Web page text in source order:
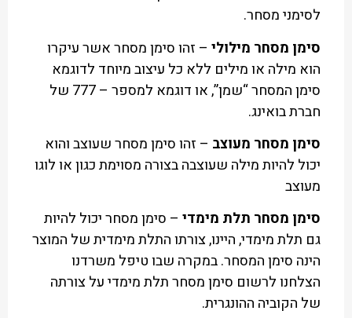
לסימני מסחר.
סימן מסחר מילולי – זהו סימן מסחר אשר עיקרו
הוא מילה או מילים ללא כל עיצוב מיוחד לדוגמא
סימן המסחר “שמן”, או דוגמא למספר – 777 של
חברת בואינג.
סימן מסחר מעוצב – זהו סימן מסחר שעוצב והוא
יכול להיות מילה שעוצבה בצורה מסוימת כגון או לוגו
מעוצב
סימן מסחר תלת מימדי – סימן מסחר יכול להיות
גם תלת מימדי, היינו, צורתו התלת מימדית של המוצר
הינה סימן המסחר. במקרה שבו טיפל משרדנו
הצלחנו לרשום סימן מסחר תלת מימדי על צורתה
של הקוביה ההונגרית.